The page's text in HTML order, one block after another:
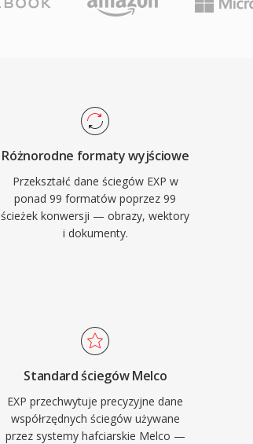
Różnorodne formaty wyjściowe
Przekształć dane ściegów EXP w
ponad 99 formatów poprzez 99
ścieżek konwersji — obrazy, wektory
i dokumenty.
Standard ściegów Melco
EXP przechwytuje precyzyjne dane
współrzędnych ściegów używane
przez systemy hafciarskie Melco —